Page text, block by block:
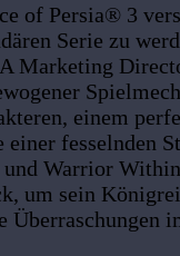
of Persia® 3
Serie zu
Marketing
einem
einer fesselnden
Warrior
um sein
Überraschungen